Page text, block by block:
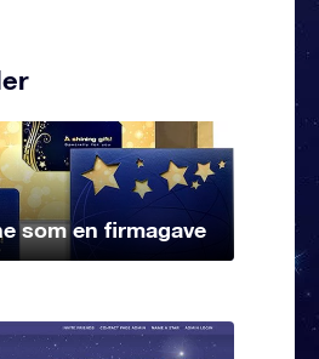
som en firmagave